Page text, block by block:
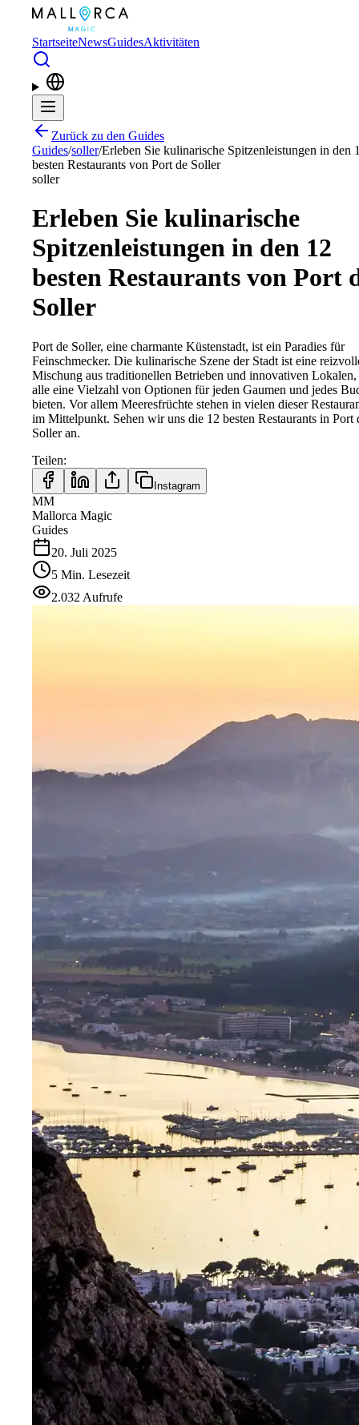
Zum Hauptinhalt springen
StartseiteNewsGuidesAktivitäten
Zurück zu den Guides
Guides/soller/Erleben Sie kulinarische Spitzenleistungen in den
besten Restaurants von Port de Soller
soller
Erleben Sie kulinarische
Spitzenleistungen in den 12
besten Restaurants von Port
Soller
Port de Soller, eine charmante Küstenstadt, ist ein Paradies für
Feinschmecker. Die kulinarische Szene der Stadt ist eine
Mischung aus traditionellen Betrieben und innovativen Lokalen,
alle eine Vielzahl von Optionen für jeden Gaumen und jedes
bieten. Vor allem Meeresfrüchte stehen in vielen dieser
im Mittelpunkt. Sehen wir uns die 12 besten Restaurants in Port
Soller an.
Teilen:
Instagram
MM
Mallorca Magic
Guides
20. Juli 2025
5 Min. Lesezeit
2.032 Aufrufe